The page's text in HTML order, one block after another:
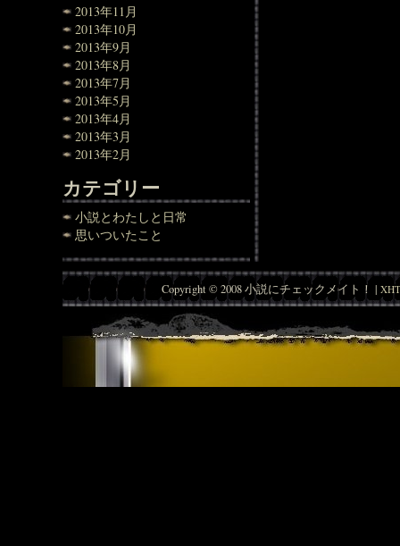
2013年11月
2013年10月
2013年9月
2013年8月
2013年7月
2013年5月
2013年4月
2013年3月
2013年2月
カテゴリー
小説とわたしと日常
思いついたこと
Copyright © 2008 小説にチェックメイト！ |